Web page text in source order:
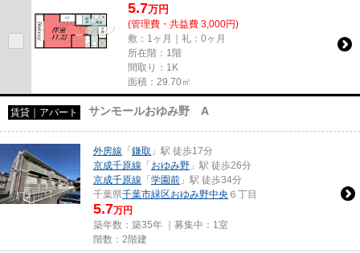
5.7万円
(管理費・共益費 3,000円)
敷：1ヶ月｜礼：0ヶ月
所在階：1階
間取り：1K
面積：29.70㎡
賃貸｜アパート サンモールおゆみ野 A
外房線 「 鎌取 」駅 徒歩17分
京成千原線 「 おゆみ野 」駅 徒歩26分
京成千原線 「 学園前 」駅 徒歩34分
千葉県千葉市緑区おゆみ野中央 ６丁目
5.7万円
築年数：築35年 ｜募集中： 1室
階数：2階建